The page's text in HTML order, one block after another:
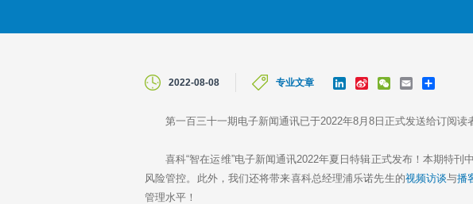
2022-08-08 专业文章
第一百三十一期电子新闻通讯已于2022年8月8日正式发送给订阅读
喜科“智在运维”电子新闻通讯2022年夏日特辑正式发布！本期特刊
风险管控。此外，我们还将带来喜科总经理浦乐诺先生的视频访谈与播
管理水平！
k
I
n
a
i
b
o
W
h
i
r